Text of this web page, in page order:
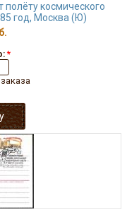
космического
год, Москва (Ю)
*